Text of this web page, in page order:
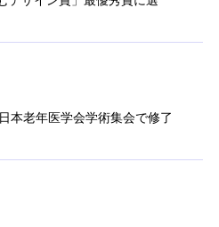
本老年医学会学術集会で修了